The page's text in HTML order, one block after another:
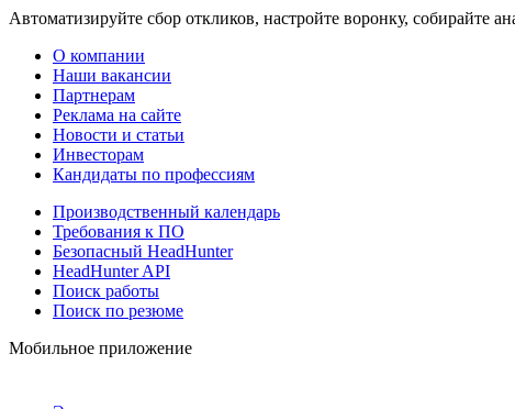
Автоматизируйте сбор откликов, настройте воронку, собирайте
О компании
Наши вакансии
Партнерам
Реклама на сайте
Новости и статьи
Инвесторам
Кандидаты по профессиям
Производственный календарь
Требования к ПО
Безопасный HeadHunter
HeadHunter API
Поиск работы
Поиск по резюме
Мобильное приложение